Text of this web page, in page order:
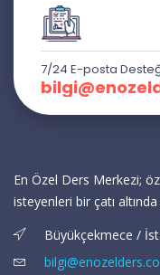
7/24 E-posta
En Özel Ders Merkezi;
isteyenleri bir çatı
Büyükçekmece /